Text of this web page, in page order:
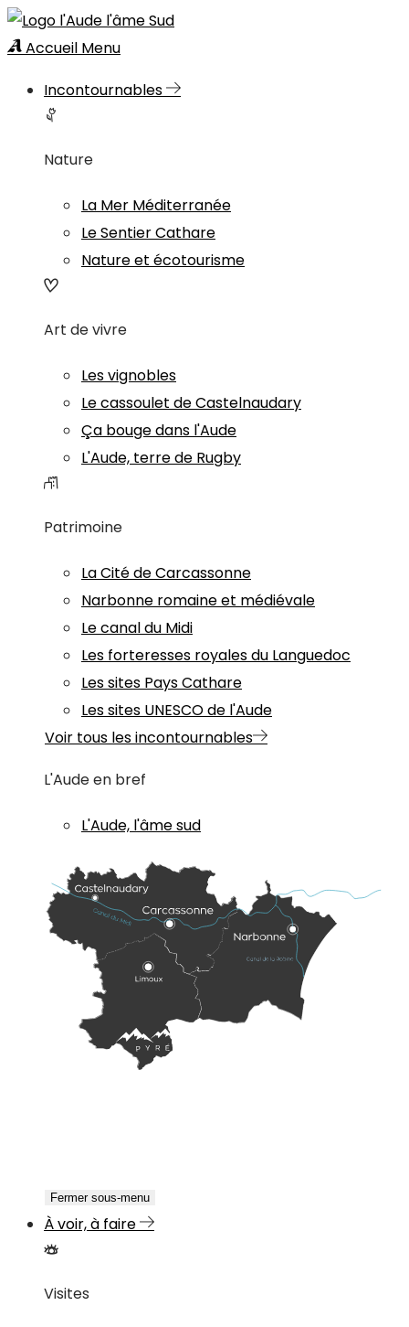
Accueil Menu
Incontournables
Nature
La Mer Méditerranée
Le Sentier Cathare
Nature et écotourisme
Art de vivre
Les vignobles
Le cassoulet de Castelnaudary
Ça bouge dans l'Aude
L'Aude, terre de Rugby
Patrimoine
La Cité de Carcassonne
Narbonne romaine et médiévale
Le canal du Midi
Les forteresses royales du Languedoc
Les sites Pays Cathare
Les sites UNESCO de l'Aude
Voir tous les incontournables
L'Aude en bref
L'Aude, l'âme sud
Fermer sous-menu
À voir, à faire
Visites